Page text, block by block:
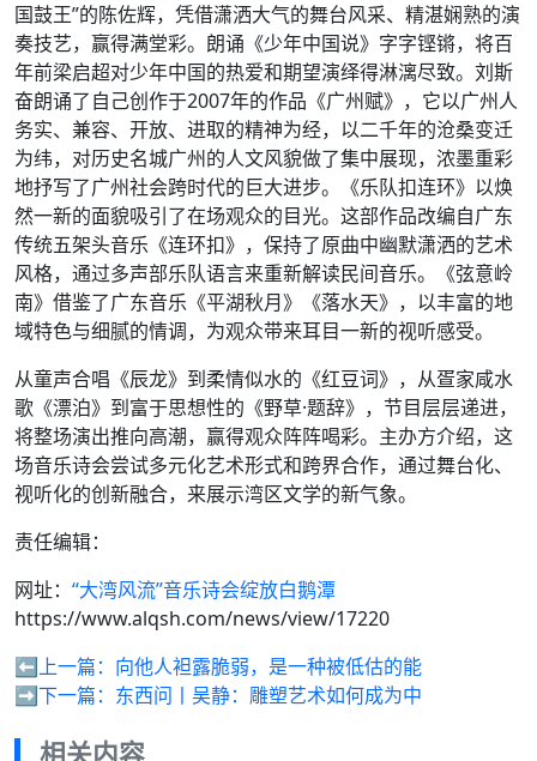
国鼓王”的陈佐辉，凭借潇洒大气的舞台风采、精湛娴熟的演
奏技艺，赢得满堂彩。朗诵《少年中国说》字字铿锵，将百
年前梁启超对少年中国的热爱和期望演绎得淋漓尽致。刘斯
奋朗诵了自己创作于2007年的作品《广州赋》，它以广州人
务实、兼容、开放、进取的精神为经，以二千年的沧桑变迁
为纬，对历史名城广州的人文风貌做了集中展现，浓墨重彩
地抒写了广州社会跨时代的巨大进步。《乐队扣连环》以焕
然一新的面貌吸引了在场观众的目光。这部作品改编自广东
传统五架头音乐《连环扣》，保持了原曲中幽默潇洒的艺术
风格，通过多声部乐队语言来重新解读民间音乐。《弦意岭
南》借鉴了广东音乐《平湖秋月》《落水天》，以丰富的地
域特色与细腻的情调，为观众带来耳目一新的视听感受。
从童声合唱《辰龙》到柔情似水的《红豆词》，从疍家咸水
歌《漂泊》到富于思想性的《野草·题辞》，节目层层递进，
将整场演出推向高潮，赢得观众阵阵喝彩。主办方介绍，这
场音乐诗会尝试多元化艺术形式和跨界合作，通过舞台化、
视听化的创新融合，来展示湾区文学的新气象。
责任编辑：
网址： “大湾风流”音乐诗会绽放白鹅潭
https://www.alqsh.com/news/view/17220
⬅️上一篇： 向他人袒露脆弱，是一种被低估的能
➡️下一篇： 东西问丨吴静：雕塑艺术如何成为中
相关内容